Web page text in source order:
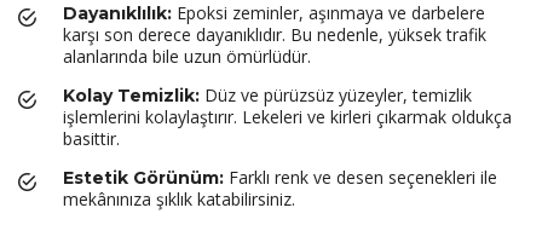
Dayanıklılık: Epoksi zeminler, aşınmaya ve darbelere
karşı son derece dayanıklıdır. Bu nedenle, yüksek trafik
alanlarında bile uzun ömürlüdür.
Kolay Temizlik: Düz ve pürüzsüz yüzeyler, temizlik
işlemlerini kolaylaştırır. Lekeleri ve kirleri çıkarmak oldukça
basittir.
Estetik Görünüm: Farklı renk ve desen seçenekleri ile
mekânınıza şıklık katabilirsiniz.